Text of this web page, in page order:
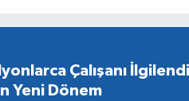
Çalışanı
Yeni Dönem